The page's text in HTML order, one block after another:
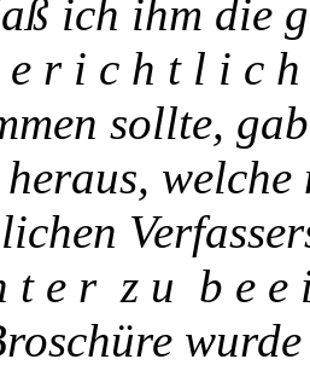
ich ihm die
e r i c h t l i c
sollte,
e r z u b e e